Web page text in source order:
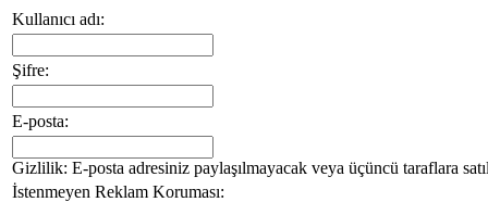
Kullanıcı adı:
Şifre:
E-posta:
Gizlilik: E-posta adresiniz paylaşılmayacak veya üçüncü taraflara
İstenmeyen Reklam Koruması: